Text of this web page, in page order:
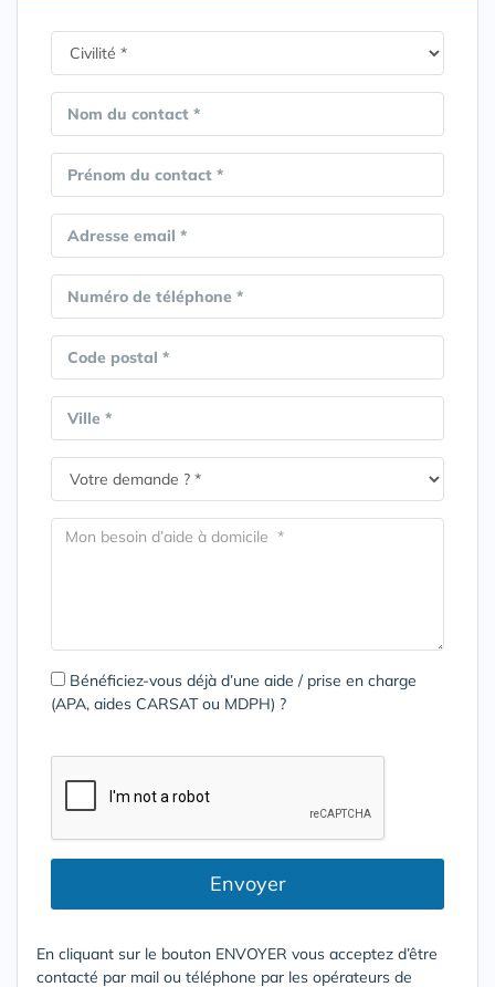
Nom du contact *
Prénom du contact *
Adresse email *
Numéro de téléphone *
Code postal *
Ville *
Bénéficiez-vous déjà d’une aide / prise en charge
(APA, aides CARSAT ou MDPH) ?
Envoyer
En cliquant sur le bouton ENVOYER vous acceptez d’être
contacté par mail ou téléphone par les opérateurs de